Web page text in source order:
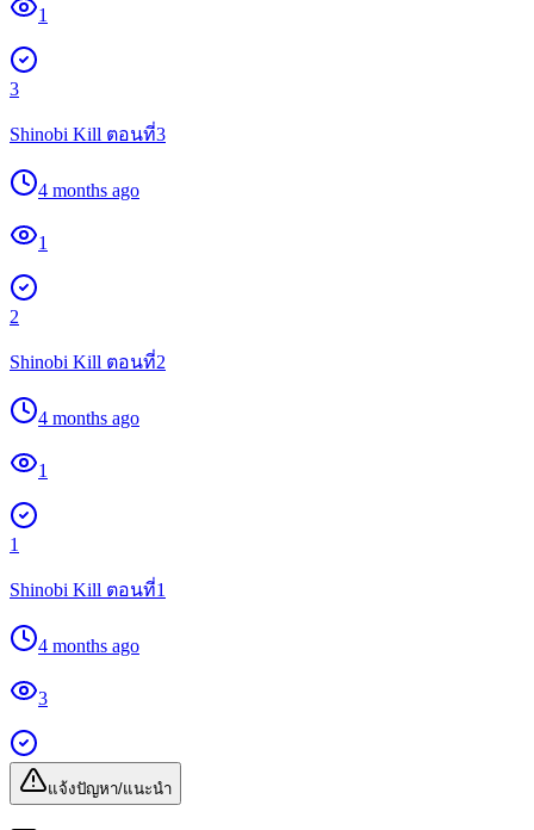
1
3
Shinobi Kill ตอนที่3
4 months ago
1
2
Shinobi Kill ตอนที่2
4 months ago
1
1
Shinobi Kill ตอนที่1
4 months ago
3
แจ้งปัญหา/แนะนำ